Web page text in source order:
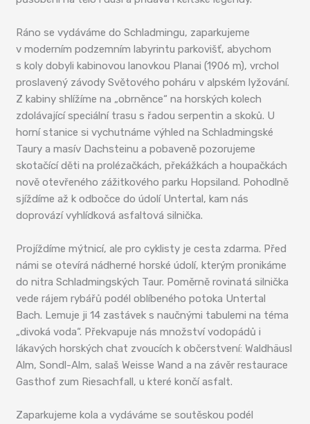
Ráno se vydáváme do Schladmingu, zaparkujeme
v moderním podzemním labyrintu parkovišť, abychom
s koly dobyli kabinovou lanovkou Planai (1906 m), vrchol
proslavený závody Světového poháru v alpském lyžování.
Z kabiny shlížíme na „obrněnce“ na horských kolech
zdolávající speciální trasu s řadou serpentin a skoků. U
horní stanice si vychutnáme výhled na Schladmingské
Taury a masív Dachsteinu a pobaveně pozorujeme
skotačící děti na prolézačkách, překážkách a houpačkách
nově otevřeného zážitkového parku Hopsiland. Pohodlně
sjíždíme až k odbočce do údolí Untertal, kam nás
doprovází vyhlídková asfaltová silnička.
Projíždíme mýtnicí, ale pro cyklisty je cesta zdarma. Před
námi se otevírá nádherné horské údolí, kterým pronikáme
do nitra Schladmingských Taur. Poměrně rovinatá silnička
vede rájem rybářů podél oblíbeného potoka Untertal
Bach. Lemuje ji 14 zastávek s naučnými tabulemi na téma
„divoká voda“. Překvapuje nás množství vodopádů i
lákavých horských chat zvoucích k občerstvení: Waldhäusl
Alm, Sondl-Alm, salaš Weisse Wand a na závěr restaurace
Gasthof zum Riesachfall, u které končí asfalt.
Zaparkujeme kola a vydáváme se soutěskou podél